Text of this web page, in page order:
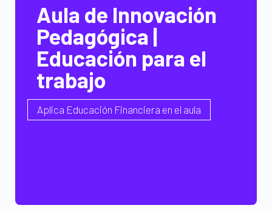
Aula de Innovación
Pedagógica |
Educación para el
trabajo
Aplica Educación Financiera en el aula